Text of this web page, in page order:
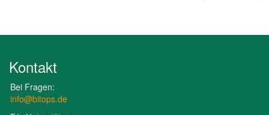
Kontakt
Bei Fragen:
info@bitops.de